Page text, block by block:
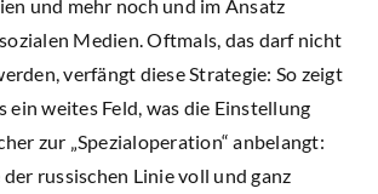
und mehr noch und im Ansatz
Medien. Oftmals, das darf nicht
verfängt diese Strategie: So zeigt
ein weites Feld, was die Einstellung
zur „Spezialoperation“ anbelangt:
russischen Linie voll und ganz